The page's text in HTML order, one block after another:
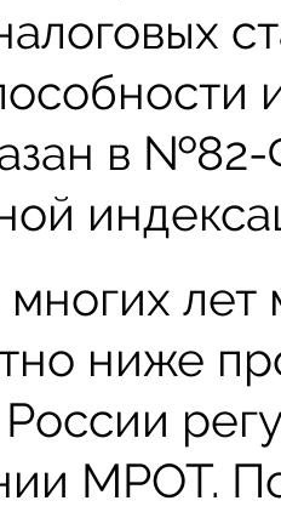
в
лет
ниже
МРОТ.